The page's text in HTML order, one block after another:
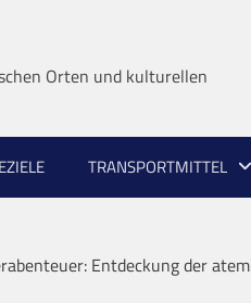
Orten und kulturellen
TRANSPORTMITTEL
Entdeckung der